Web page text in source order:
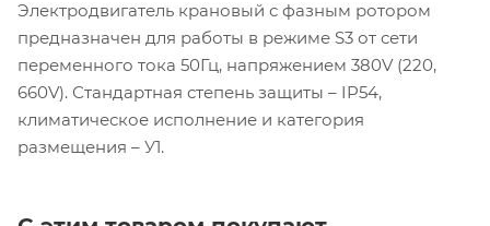
Электродвигатель крановый с фазным ротором
предназначен для работы в режиме S3 от сети
переменного тока 50Гц, напряжением 380V (220,
660V). Стандартная степень защиты – IP54,
климатическое исполнение и категория
размещения – У1.